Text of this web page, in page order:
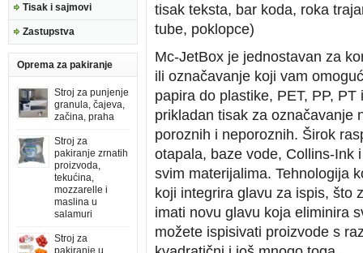
Tisak i sajmovi
Zastupstva
Oprema za pakiranje
Stroj za punjenje
granula, čajeva,
začina, praha
Stroj za
pakiranje zrnatih
proizvoda,
tekućina,
mozzarelle i
maslina u
salamuri
Stroj za
pakiranje u
tisak teksta, bar koda, roka
tube, poklopce)
Mc-JetBox je jednostavan za
ili označavanje koji vam
papira do plastike, PET, PP,
prikladan tisak za označavanje
poroznih i neporoznih. Širok
otapala, baze vode, Collins-Ink
svim materijalima. Tehnologija
koji integrira glavu za ispis, što
imati novu glavu koja eliminira
možete ispisivati proizvode s